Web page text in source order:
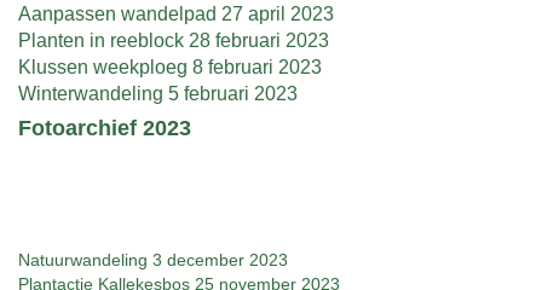
Aanpassen wandelpad 27 april 2023
Planten in reeblock 28 februari 2023
Klussen weekploeg 8 februari 2023
Winterwandeling 5 februari 2023
Fotoarchief 2023
Natuurwandeling 3 december 2023
Plantactie Kallekesbos 25 november 2023